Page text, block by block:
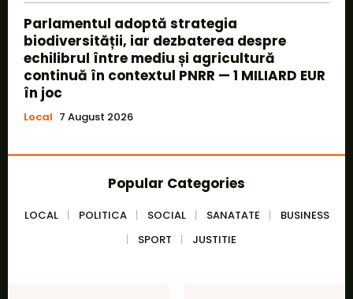
Parlamentul adoptă strategia
biodiversității, iar dezbaterea despre
echilibrul între mediu și agricultură
continuă în contextul PNRR — 1 MILIARD EUR
în joc
Local 7 August 2026
Popular Categories
LOCAL POLITICA SOCIAL SANATATE
BUSINESS
SPORT
JUSTITIE